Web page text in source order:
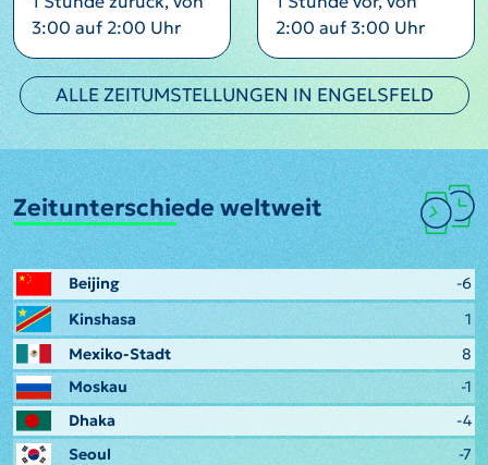
3:00 auf 2:00 Uhr
2:00 auf 3:00 Uhr
ALLE ZEITUMSTELLUNGEN IN ENGELSFELD
Zeitunterschiede weltweit
Beijing
-6
Kinshasa
1
Mexiko-Stadt
8
Moskau
-1
Dhaka
-4
Seoul
-7